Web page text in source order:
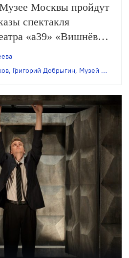
Москвы пройдут
спектакля
«а39» «Вишнёвый
режиссёра и
Глушкова. В основе
, Григорий Добрыгин, Музей Москвы